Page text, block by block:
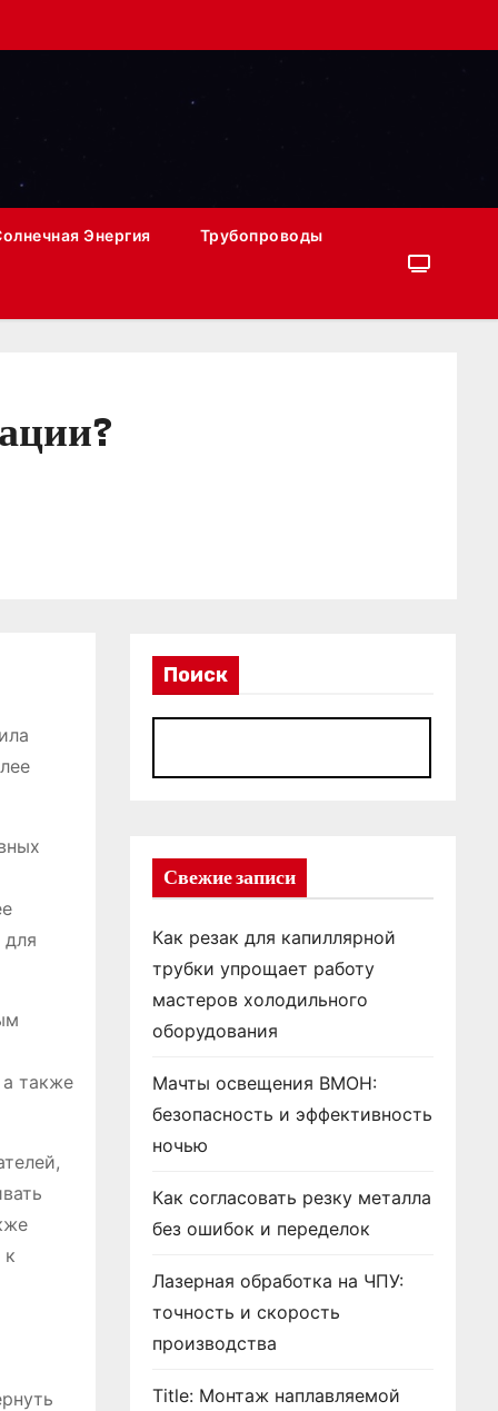
Энергия Трубопроводы
для
также
к
Поиск
Свежие записи
Как резак для капиллярной
трубки упрощает работу
мастеров холодильного
оборудования
Мачты освещения ВМОН:
безопасность и эффективность
ночью
Как согласовать резку металла
без ошибок и переделок
Лазерная обработка на ЧПУ:
точность и скорость
производства
Title: Монтаж наплавляемой